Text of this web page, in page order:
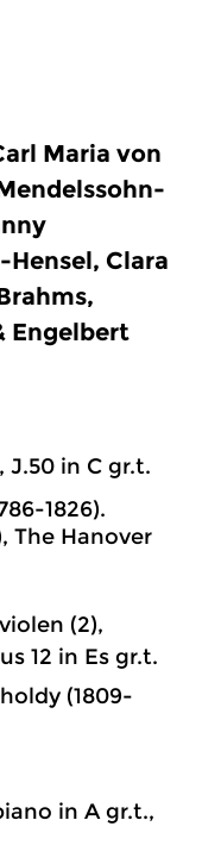
Maria von
Clara
Engelbert
J.50 in C gr.t.
1826).
The Hanover
(2),
12 in Es gr.t.
(1809-
in A gr.t.,